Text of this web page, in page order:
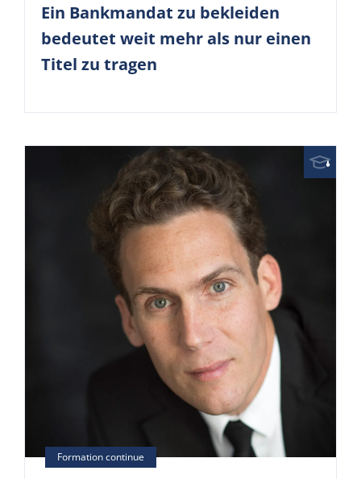
Ein Bankmandat zu bekleiden
bedeutet weit mehr als nur einen
Titel zu tragen